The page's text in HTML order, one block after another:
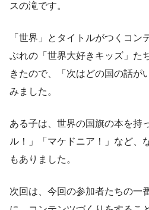
スの滝です。
「世界」とタイトルがつくコ
ぶれの「世界大好きキッズ」た
きたので、「次はどの国の話が
みました。
ある子は、世界の国旗の本を持
ル！」「マケドニア！」など、
もありました。
次回は、今回の参加者たちの一